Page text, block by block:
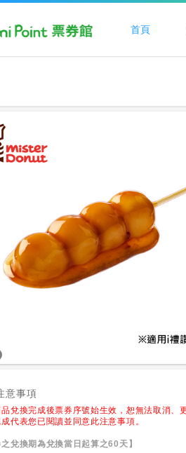
首頁
意事項
兌換完成後票券序號始生效，恕無法取消、
代表您已閱讀並同意此注意事項。
之兌換期為兌換當日起算之60天】